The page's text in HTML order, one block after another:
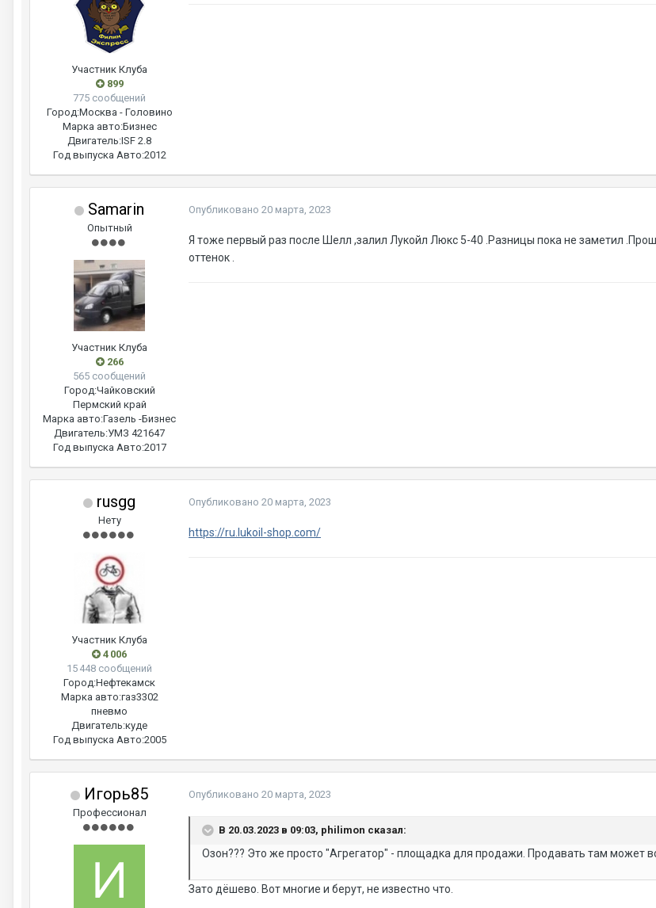
Участник Клуба
899
775 сообщений
Город:Москва - Головино
Марка авто:Бизнес
Двигатель:ISF 2.8
Год выпуска Авто:2012
Samarin
Опытный
Участник Клуба
266
565 сообщений
Город:Чайковский
Пермский край
Марка авто:Газель -Бизнес
Двигатель:УМЗ 421647
Год выпуска Авто:2017
Опубликовано 20 марта, 2023
Я тоже первый раз после Шелл ,залил Лукойл Люкс 5-40 .Разницы пока не заметил
оттенок .
rusgg
Нету
Участник Клуба
4 006
15 448 сообщений
Город:Нефтекамск
Марка авто:газ3302
пневмо
Двигатель:куде
Год выпуска Авто:2005
Опубликовано 20 марта, 2023
https://ru.lukoil-shop.com/
Игорь85
Профессионал
Опубликовано 20 марта, 2023
В 20.03.2023 в 09:03, philimon сказал:
Озон??? Это же просто "Агрегатор" - площадка для продажи. Продавать там может
Зато дёшево. Вот многие и берут, не известно что.